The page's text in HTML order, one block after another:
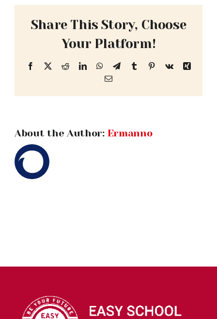
VIDEO
CONTATTI
Share This Story, Choose
Your Platform!
Facebook
X RedditLinkedInWhatsApp
TelegramTumblrPinterest
Vk
Xing
Email
About the Author: Ermanno